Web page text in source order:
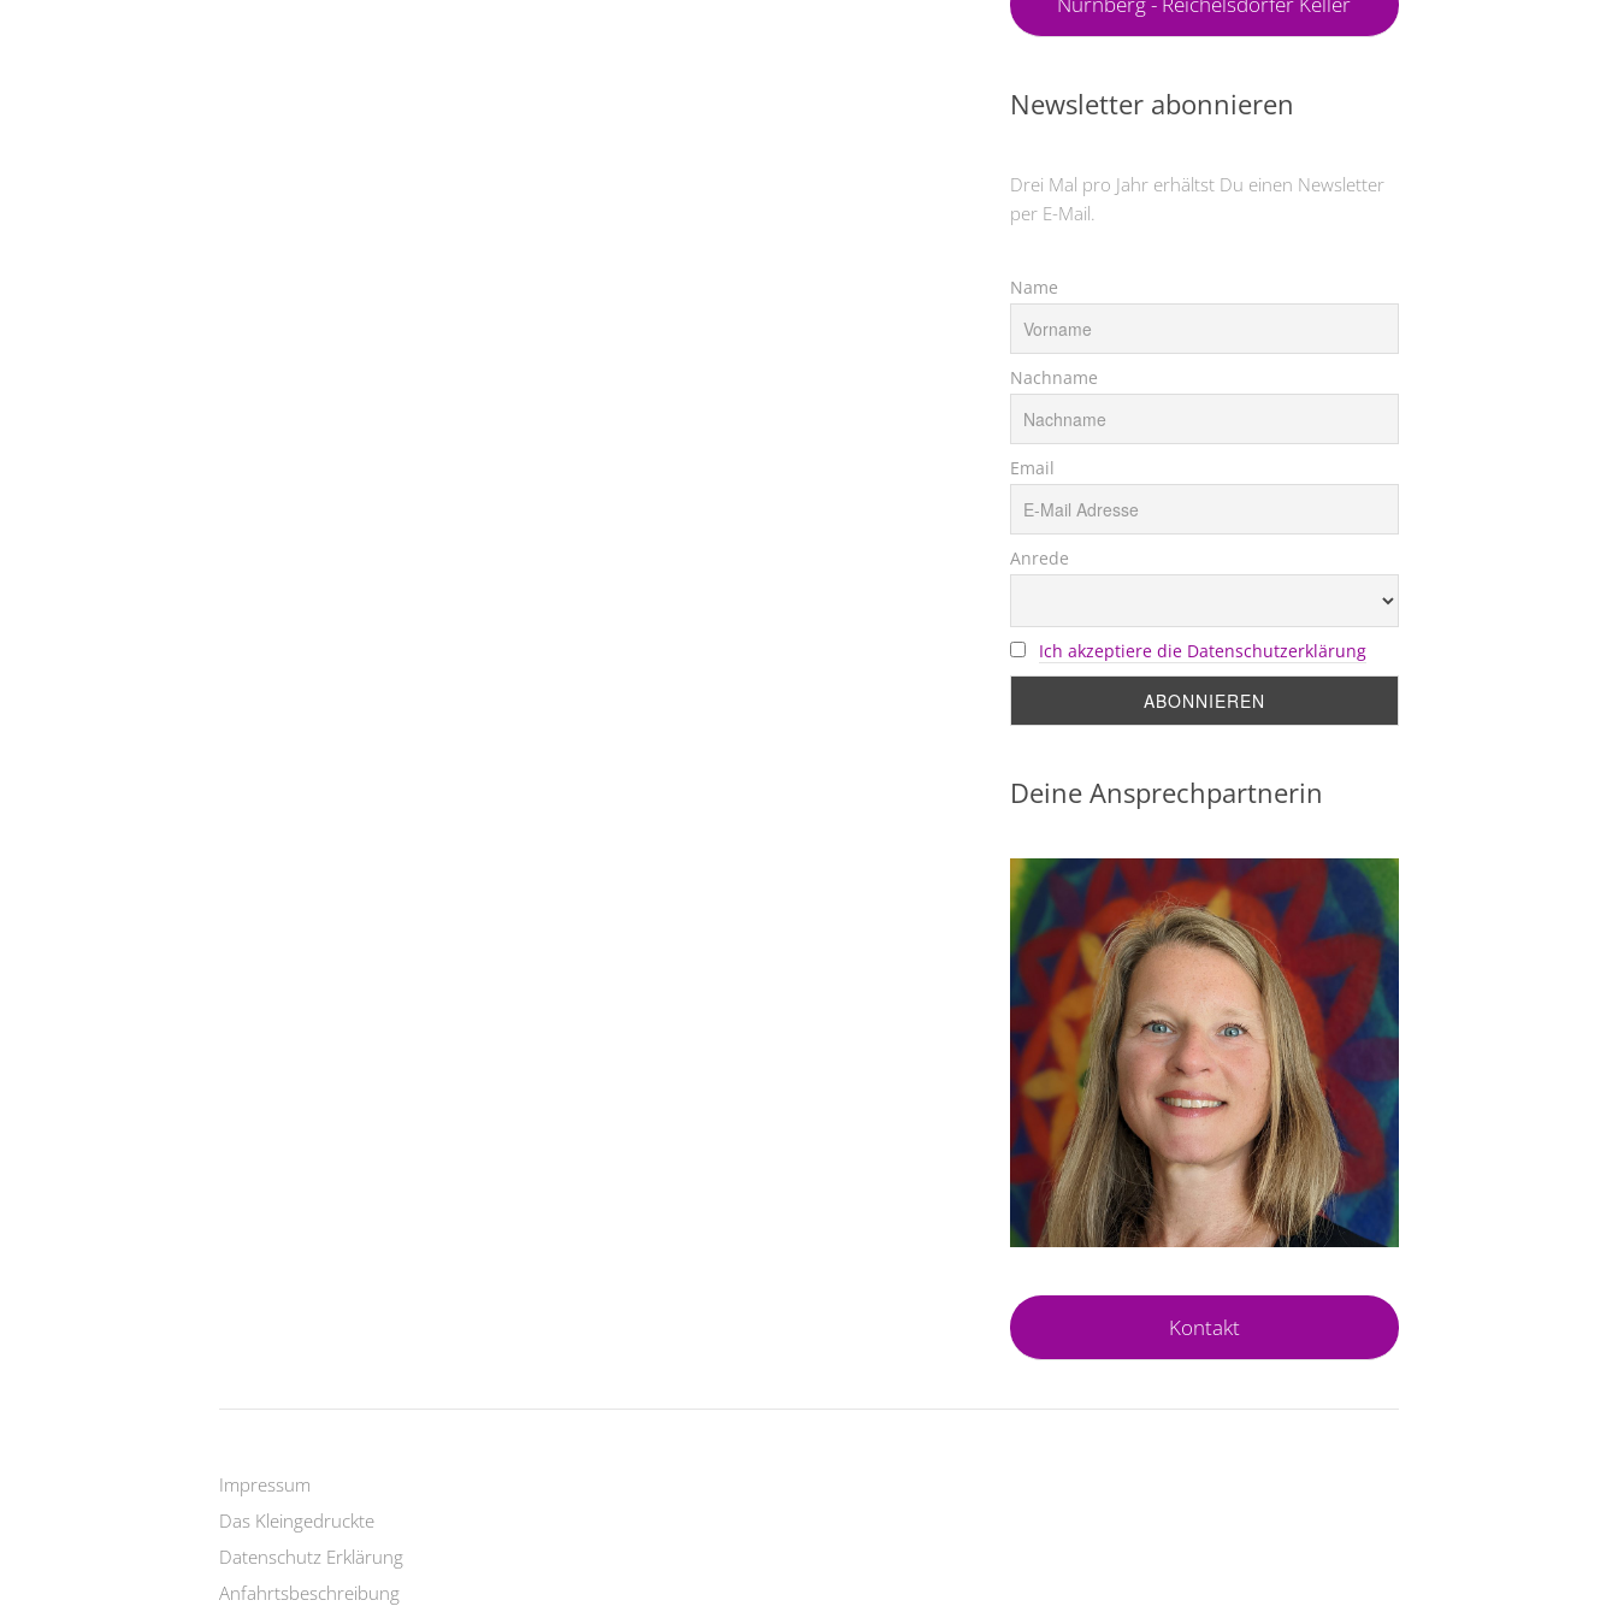
Newsletter abonnieren
Drei Mal pro Jahr erhältst Du einen Newsletter
per E-Mail.
Name
Nachname
Email
Anrede
Ich akzeptiere die Datenschutzerklärung
Deine Ansprechpartnerin
Kontakt
Impressum
Das Kleingedruckte
Datenschutz Erklärung
Anfahrtsbeschreibung